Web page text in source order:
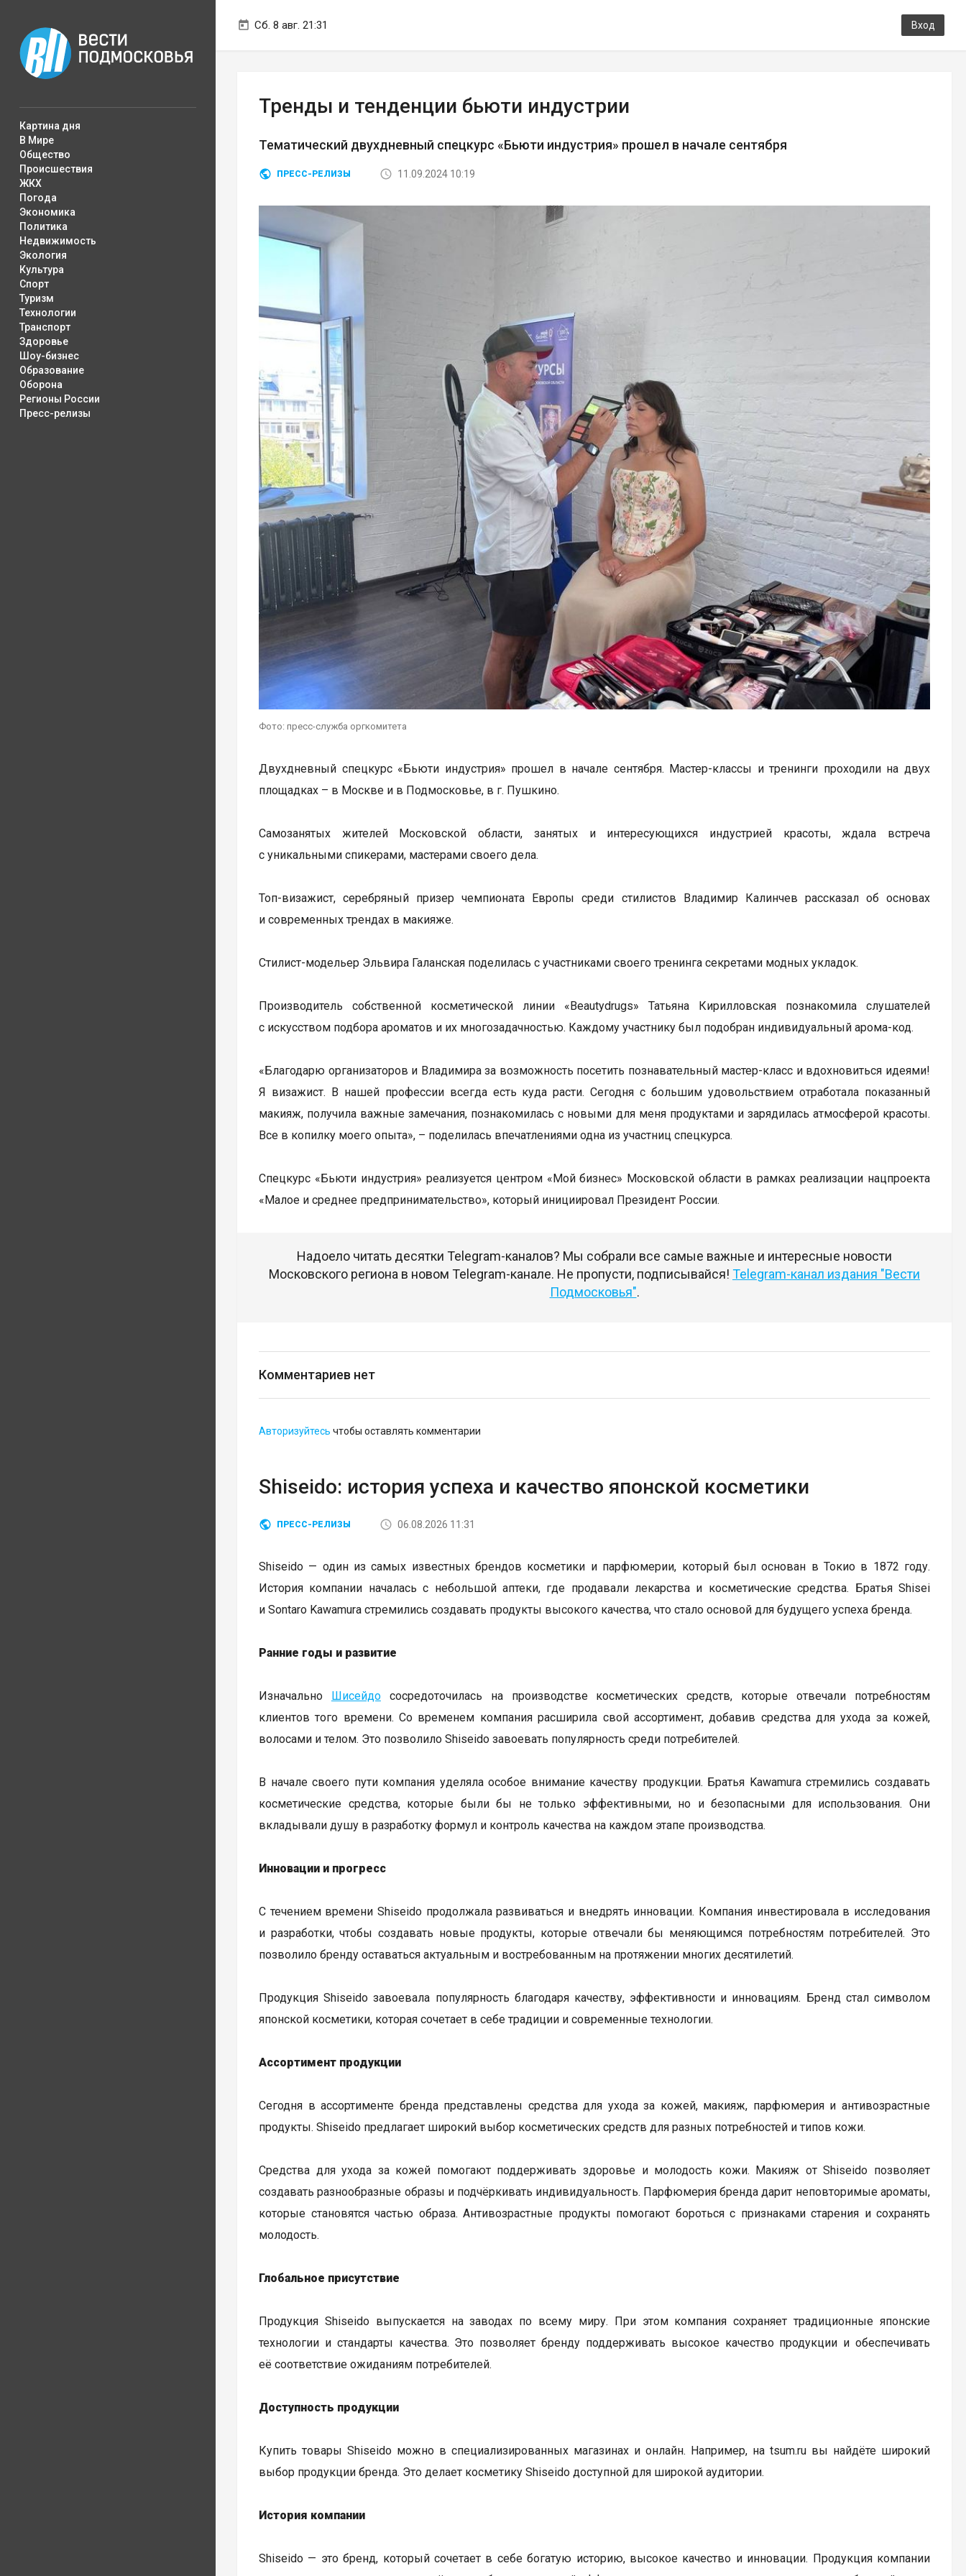
Сб. 8 авг. 21:31 Вход
Картина дня
В Мире
Общество
Происшествия
ЖКХ
Погода
Экономика
Политика
Недвижимость
Экология
Культура
Спорт
Туризм
Технологии
Транспорт
Здоровье
Шоу-бизнес
Образование
Оборона
Регионы России
Пресс-релизы
Тренды и тенденции бьюти индустрии
Тематический двухдневный спецкурс «Бьюти индустрия» прошел в начале сентября
ПРЕСС-РЕЛИЗЫ 11.09.2024 10:19
Фото: пресс-служба оргкомитета
Двухдневный спецкурс «Бьюти индустрия» прошел в начале сентября. Мастер-классы и тренинги проходили на двух
площадках – в Москве и в Подмосковье, в г. Пушкино.
Самозанятых жителей Московской области, занятых и интересующихся индустрией красоты, ждала встреча
с уникальными спикерами, мастерами своего дела.
Топ-визажист, серебряный призер чемпионата Европы среди стилистов Владимир Калинчев рассказал об основах
и современных трендах в макияже.
Стилист-модельер Эльвира Галанская поделилась с участниками своего тренинга секретами модных укладок.
Производитель собственной косметической линии «Beautydrugs» Татьяна Кирилловская познакомила слушателей
с искусством подбора ароматов и их многозадачностью. Каждому участнику был подобран индивидуальный арома-код.
«Благодарю организаторов и Владимира за возможность посетить познавательный мастер-класс и вдохновиться идеями!
Я визажист. В нашей профессии всегда есть куда расти. Сегодня с большим удовольствием отработала показанный
макияж, получила важные замечания, познакомилась с новыми для меня продуктами и зарядилась атмосферой красоты.
Все в копилку моего опыта», – поделилась впечатлениями одна из участниц спецкурса.
Спецкурс «Бьюти индустрия» реализуется центром «Мой бизнес» Московской области в рамках реализации нацпроекта
«Малое и среднее предпринимательство», который инициировал Президент России.
Надоело читать десятки Telegram-каналов? Мы собрали все самые важные и интересные новости
Московского региона в новом Telegram-канале. Не пропусти, подписывайся! Telegram-канал издания "Вести
Подмосковья".
Комментариев нет
Авторизуйтесь чтобы оставлять комментарии
Shiseido: история успеха и качество японской косметики
ПРЕСС-РЕЛИЗЫ 06.08.2026 11:31
Shiseido — один из самых известных брендов косметики и парфюмерии, который был основан в Токио в 1872 году.
История компании началась с небольшой аптеки, где продавали лекарства и косметические средства. Братья Shisei
и Sontaro Kawamura стремились создавать продукты высокого качества, что стало основой для будущего успеха бренда.
Ранние годы и развитие
Изначально Шисейдососредоточилась на производстве косметических средств, которые отвечали потребностям
клиентов того времени. Со временем компания расширила свой ассортимент, добавив средства для ухода за кожей,
волосами и телом. Это позволило Shiseido завоевать популярность среди потребителей.
В начале своего пути компания уделяла особое внимание качеству продукции. Братья Kawamura стремились создавать
косметические средства, которые были бы не только эффективными, но и безопасными для использования. Они
вкладывали душу в разработку формул и контроль качества на каждом этапе производства.
Инновации и прогресс
С течением времени Shiseido продолжала развиваться и внедрять инновации. Компания инвестировала в исследования
и разработки, чтобы создавать новые продукты, которые отвечали бы меняющимся потребностям потребителей. Это
позволило бренду оставаться актуальным и востребованным на протяжении многих десятилетий.
Продукция Shiseido завоевала популярность благодаря качеству, эффективности и инновациям. Бренд стал символом
японской косметики, которая сочетает в себе традиции и современные технологии.
Ассортимент продукции
Сегодня в ассортименте бренда представлены средства для ухода за кожей, макияж, парфюмерия и антивозрастные
продукты. Shiseido предлагает широкий выбор косметических средств для разных потребностей и типов кожи.
Средства для ухода за кожей помогают поддерживать здоровье и молодость кожи. Макияж от Shiseido позволяет
создавать разнообразные образы и подчёркивать индивидуальность. Парфюмерия бренда дарит неповторимые ароматы,
которые становятся частью образа. Антивозрастные продукты помогают бороться с признаками старения и сохранять
молодость.
Глобальное присутствие
Продукция Shiseido выпускается на заводах по всему миру. При этом компания сохраняет традиционные японские
технологии и стандарты качества. Это позволяет бренду поддерживать высокое качество продукции и обеспечивать
её соответствие ожиданиям потребителей.
Доступность продукции
Купить товары Shiseido можно в специализированных магазинах и онлайн. Например, на tsum.ru вы найдёте широкий
выбор продукции бренда. Это делает косметику Shiseido доступной для широкой аудитории.
История компании
Shiseido — это бренд, который сочетает в себе богатую историю, высокое качество и инновации. Продукция компании